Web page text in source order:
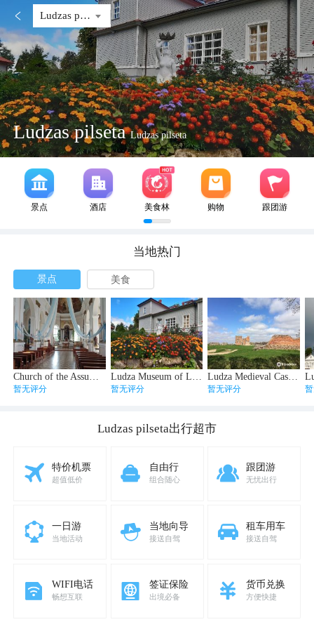
 Ludzas pilseta
Ludzas pilsetaLudzas pilseta
景点 酒店 美食林 购物 跟团游
当地热门
景点 美食
暂无评分 暂无评分 暂无评分
Ludzas pilseta出行超市
特价机票
超值低价
自由行
组合随心
跟团游
无忧出行
一日游
当地活动
当地向导
接送自驾
租车用车
接送自驾
WIFI电话
畅想互联
签证保险
出境必备
货币兑换
方便快捷